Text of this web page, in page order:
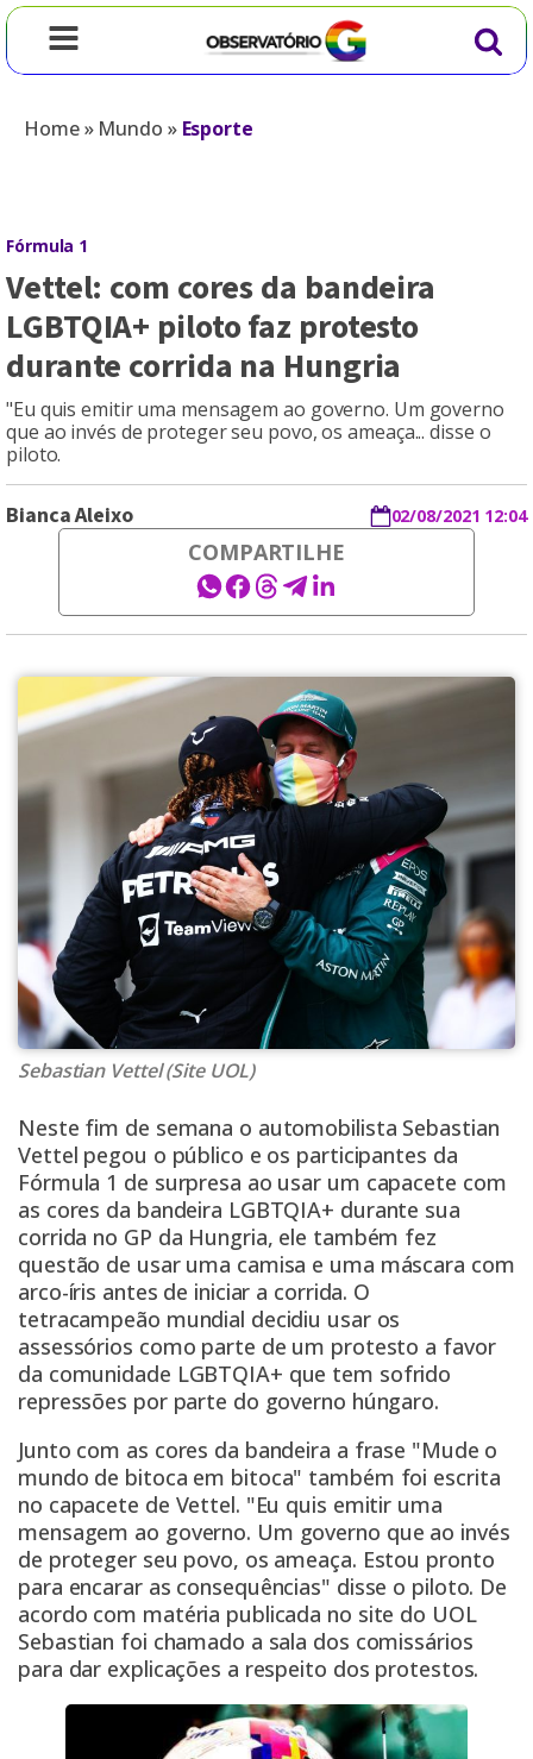
Home» Mundo » Esporte
Fórmula 1
Vettel: com cores da bandeira
LGBTQIA+ piloto faz protesto
durante corrida na Hungria
"Eu quis emitir uma mensagem ao governo. Um governo
que ao invés de proteger seu povo, os ameaça... disse o
piloto.
Bianca Aleixo 02/08/2021 12:04
COMPARTILHE
Sebastian Vettel (Site UOL)
Neste fim de semana o automobilista Sebastian
Vettel pegou o público e os participantes da
Fórmula 1 de surpresa ao usar um capacete com
as cores da bandeira LGBTQIA+ durante sua
corrida no GP da Hungria, ele também fez
questão de usar uma camisa e uma máscara com
arco-íris antes de iniciar a corrida. O
tetracampeão mundial decidiu usar os
assessórios como parte de um protesto a favor
da comunidade LGBTQIA+ que tem sofrido
repressões por parte do governo húngaro.
Junto com as cores da bandeira a frase "Mude o
mundo de bitoca em bitoca" também foi escrita
no capacete de Vettel. "Eu quis emitir uma
mensagem ao governo. Um governo que ao invés
de proteger seu povo, os ameaça. Estou pronto
para encarar as consequências" disse o piloto. De
acordo com matéria publicada no site do UOL
Sebastian foi chamado a sala dos comissários
para dar explicações a respeito dos protestos.